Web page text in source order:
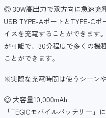
◎ 30W高出力で双方向に急速充
USB TYPE-AポートとTYPE-C
イスを充電することができます
が可能で、30分程度で多くの機
ことができます。
※実際な充電時間は使うシーン
◎ 大容量10,000mAh
「TEGICモバイルバッテリー